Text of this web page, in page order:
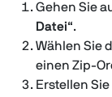
Gehen Sie
Datei“.
Wählen Sie
einen Zip-
Erstellen Sie